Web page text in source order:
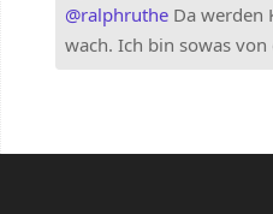
@ralphrutheDa werden
wach. Ich bin sowas von